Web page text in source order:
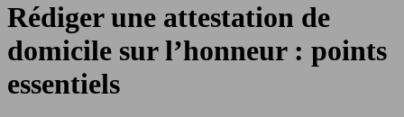
Rédiger une attestation de
domicile sur l’honneur : points
essentiels